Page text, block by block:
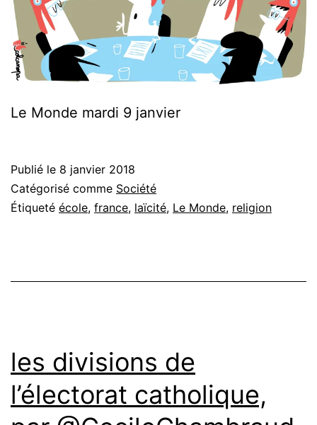
Le Monde mardi 9 janvier
Publié le 8 janvier 2018
Catégorisé comme Société
Étiqueté école, france, laïcité, Le Monde, religion
les divisions de
l’électorat catholique,